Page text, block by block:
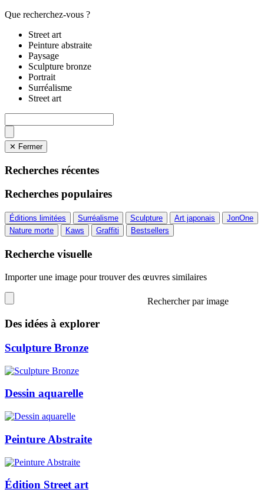
Que recherchez-vous ?
Street art
Peinture abstraite
Paysage
Sculpture bronze
Portrait
Surréalisme
Street art
✕ Fermer
Recherches récentes
Recherches populaires
Éditions limitées Surréalisme Sculpture Art japonais
JonOne
Nature morte
Kaws Graffiti Bestsellers
Recherche visuelle
Importer une image pour trouver des œuvres similaires
Rechercher par image
Des idées à explorer
Sculpture Bronze
Dessin aquarelle
Peinture Abstraite
Édition Street art